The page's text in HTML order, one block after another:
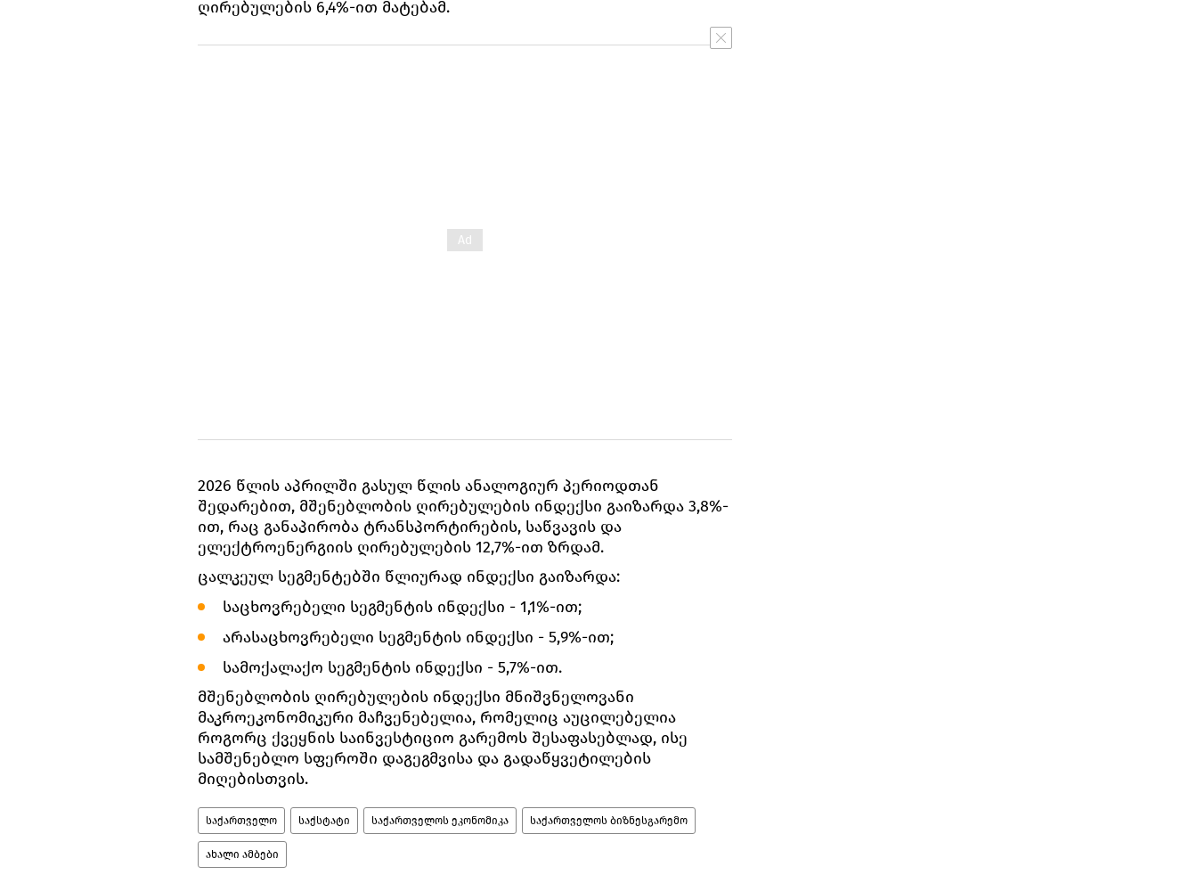
ღირებულების 6,4%-ით მატებამ.
2026 წლის აპრილში გასულ წლის ანალოგიურ პერიოდთან
შედარებით, მშენებლობის ღირებულების ინდექსი გაიზარდა 3,8%-
ით, რაც განაპირობა ტრანსპორტირების, საწვავის და
ელექტროენერგიის ღირებულების 12,7%-ით ზრდამ.
ცალკეულ სეგმენტებში წლიურად ინდექსი გაიზარდა:
საცხოვრებელი სეგმენტის ინდექსი - 1,1%-ით;
არასაცხოვრებელი სეგმენტის ინდექსი - 5,9%-ით;
სამოქალაქო სეგმენტის ინდექსი - 5,7%-ით.
მშენებლობის ღირებულების ინდექსი მნიშვნელოვანი
მაკროეკონომიკური მაჩვენებელია, რომელიც აუცილებელია
როგორც ქვეყნის საინვესტიციო გარემოს შესაფასებლად, ისე
სამშენებლო სფეროში დაგეგმვისა და გადაწყვეტილების
მიღებისთვის.
საქართველო საქსტატი საქართველოს ეკონომიკა საქართველოს ბიზნესგარემო
ახალი ამბები